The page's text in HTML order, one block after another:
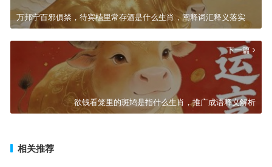
万邦宁百邪俱禁，待宾榼里常存酒是什么生肖，阐释词汇释义落实
下一篇
欲钱看笼里的斑鸠是指什么生肖，推广成语释义解析
相关推荐